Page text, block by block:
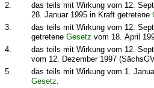
2.
das teils mit Wirkung vom 12.
28. Januar 1995 in Kraft getretene
3.
das teils mit Wirkung vom 12.
getreteneGesetz vom 18. April
4.
das teils mit Wirkung vom 12.
vom 12. Dezember 1997
5.
das teils mit Wirkung vom 1.
Gesetz.